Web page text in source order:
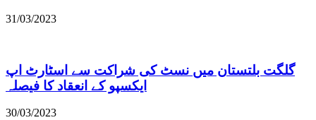
31/03/2023
گلگت بلتستان میں نسٹ کی شراکت سے اسٹارٹ اپ
ایکسپو کے انعقاد کا فیصلہ
30/03/2023